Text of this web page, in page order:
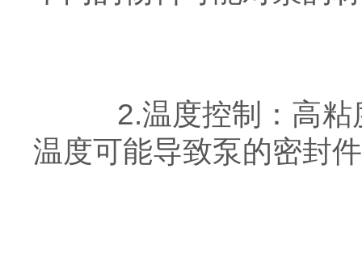
2.温度控制：高粘
温度可能导致泵的密封